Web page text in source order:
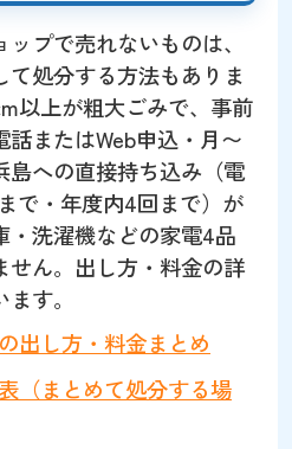
プで売れないものは、
処分する方法もありま
以上が粗大ごみで、事前
またはWeb申込・月〜
島への直接持ち込み（電
で・年度内4回まで）が
・洗濯機などの家電4品
せん。出し方・料金の詳
す。
出し方・料金まとめ
（まとめて処分する場